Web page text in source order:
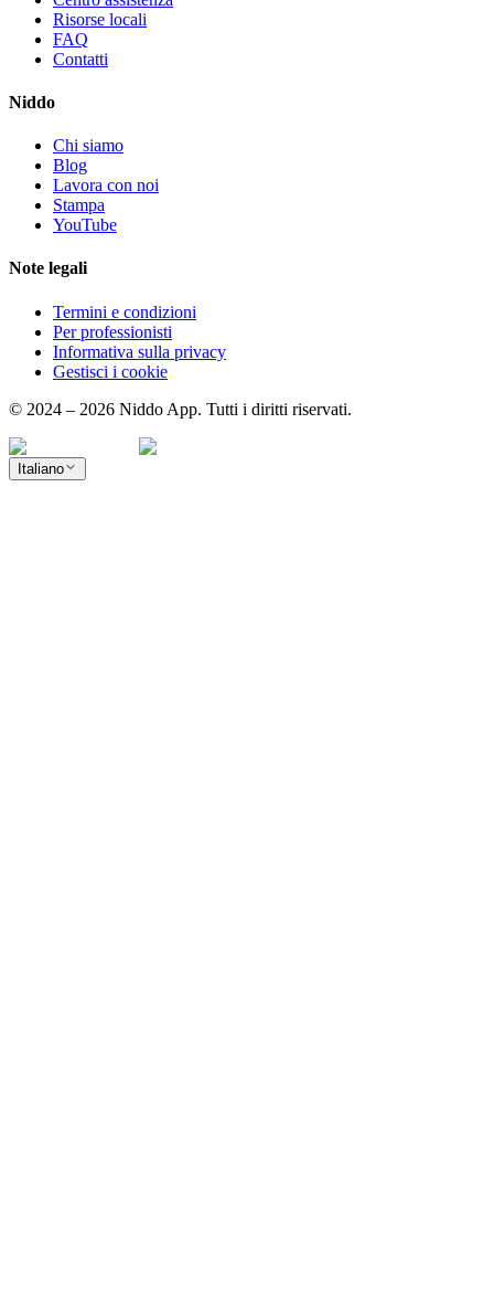
Risorse locali
FAQ
Contatti
Niddo
Chi siamo
Blog
Lavora con noi
Stampa
YouTube
Note legali
Termini e condizioni
Per professionisti
Informativa sulla privacy
Gestisci i cookie
© 2024 – 2026 Niddo App. Tutti i diritti riservati.
Italiano